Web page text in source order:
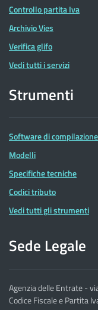
Controllo partita Iva
Archivio Vies
Verifica glifo
Vedi tutti i servizi
Strumenti
Software di compilazione
Modelli
Specifiche tecniche
Codici tributo
Vedi tutti gli strumenti
Sede Legale
Agenzia delle Entrate -
Codice Fiscale e Partita